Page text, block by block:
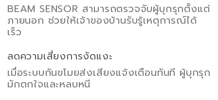
BEAM SENSOR สามารถตรวจจับผู้บุกรุกตั้งแต่
ภายนอก ช่วยให้เจ้าของบ้านรับรู้เหตุการณ์ได้
เร็ว
ลดความเสี่ยงการงัดแงะ
เมื่อระบบกันขโมยส่งเสียงแจ้งเตือนทันที ผู้บุกรุก
มักตกใจและหลบหนี